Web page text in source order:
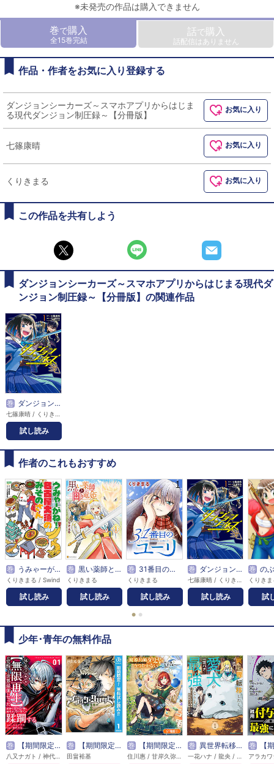
※未発売の作品は購入できません
巻で購入
全15巻完結
話で購入
話配信はありません
作品・作者をお気に入り登録する
ダンジョンシーカーズ～スマホアプリからはじま
る現代ダンジョン制圧録～【分冊版】
お気に入り
七篠康晴 お気に入り
くりきまる お気に入り
この作品を共有しよう
ダンジョンシーカーズ～スマホアプリからはじまる現代ダ
ンジョン制圧録～【分冊版】の関連作品
巻 ダンジョンシーカーズ～スマホアプリからはじまる現代ダンジョン制圧録～
試し読み
作者のこれもおすすめ
巻 うみゃーがね！名古屋の大須のみそのさん
くりきまる / Swind
試し読み
巻 黒い薬師と白き竜姫
くりきまる
試し読み
巻 31番目のユーリ 【連載版】
くりきまる
試し読み
巻 ダンジョンシーカーズ～スマホアプリからはじまる現代ダンジョン制圧録～
試し読み
巻 のぶな
くりき
試
● ●
少年･青年の無料作品
巻 【期間限定無料】外れスキル【無限再生】が覚醒して世界最強になった ～最強の力を手にした俺は、敵対するその全てを蹂躙する～ 巻 【期間限定 無料お試し版】ブラッククローバー
田畠裕基
巻 【期間限定無料】魔導具師ダリヤはうつむかない ～Dahliya Wilts No More～【分冊版】 巻 異世界転移したら愛犬が最強になりました ～シルバーフェンリルと俺が異世界暮らしを始めたら～ THE COMIC 巻 【期間限定無料】雑